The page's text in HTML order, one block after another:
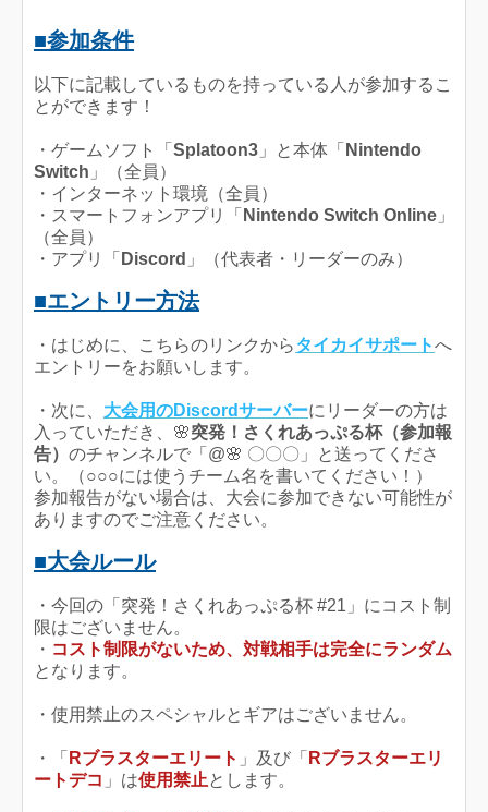
■参加条件
以下に記載しているものを持っている人が参加するこ
とができます！
・ゲームソフト「 Splatoon3 」と本体「 Nintendo
Switch 」（全員）
・インターネット環境（全員）
・スマートフォンアプリ「 Nintendo Switch Online 」
（全員）
・アプリ「 Discord 」（代表者・リーダーのみ）
■エントリー方法
・はじめに、こちらのリンクからタイカイサポートへ
エントリーをお願いします。
・次に、 大会用のDiscordサーバーにリーダーの方は
入っていただき、🌸突発！さくれあっぷる杯（参加報
告） のチャンネルで「@🌸 〇〇〇」と送ってくださ
い。（○○○には使うチーム名を書いてください！）
参加報告がない場合は、大会に参加できない可能性が
ありますのでご注意ください。
■大会ルール
・今回の「突発！さくれあっぷる杯 #21」にコスト制
限はございません。
・ コスト制限がないため、対戦相手は完全にランダム
となります。
・使用禁止のスペシャルとギアはございません。
・「 Rブラスターエリート 」及び「 Rブラスターエリ
ートデコ 」は使用禁止とします。